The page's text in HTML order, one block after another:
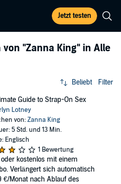
Jetzt testen
von "Zanna King" in Alle
Beliebt Filter
Guide to Strap-On Sex
Lotney
von:Zanna King
5 Std. und 13 Min.
Englisch
1 Bewertung
oder kostenlos mit einem
Verlängert sich automatisch
€/Monat nach Ablauf des